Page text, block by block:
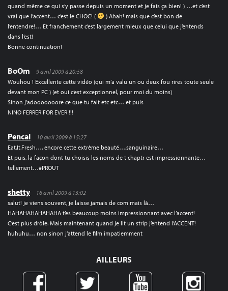
quand même ce qui s’y passe depuis un moment et je fais ça bien! ) …et c’est
vrai que l’accent… c’est le CHOC! (
) Ahah! mais que c’est bon de
l’entendre!… Et franchement c’est largement mieux que celui que j’entends
dans l’est!
Bonne continuation!
BoOm
9 avril 2009 à 20:58
Wouhou ! Excellente cette vidéo (qui m’a valu un ou deux fou rires toute seule
devant mon PC ) (et oui c’est exceptionnel, pour moi du moins)
Sinon j’adooooooore ce que tu fait etc etc… et puis
NINO FERRER FOR EVER !!!
Pencal
10 avril 2009 à 15:27
Eat.It.Fresh…. encore cette extrême beauté….sanguinaire…
Et puis, la façon dont tu choisis les noms de t chaptr est impressionnante…
tellement…#PROUT
shetty
16 avril 2009 à 13:02
salut! je viens souvent, je laisse jamais de com mais là…
HAHAHAHAHAHAHA t’es beaucoup moins impressionnant avec l’accent!
C’est plus drôle. Mais maintenant quand je lit un strip j’entend l’ACCENT!
huhuhu… non sinon j’attend le film impatiemment
AILLEURS